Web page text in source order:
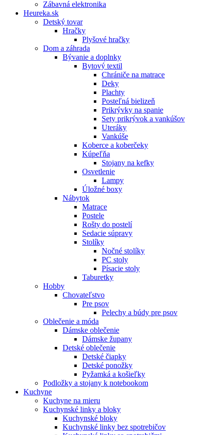
Zábavná elektronika
Heureka.sk
Detský tovar
Hračky
Plyšové hračky
Dom a záhrada
Bývanie a doplnky
Bytový textil
Chrániče na matrace
Deky
Plachty
Posteľná bielizeň
Prikrývky na spanie
Sety prikrývok a vankúšov
Uteráky
Vankúše
Koberce a koberčeky
Kúpeľňa
Stojany na kefky
Osvetlenie
Lampy
Úložné boxy
Nábytok
Matrace
Postele
Rošty do postelí
Sedacie súpravy
Stolíky
Nočné stolíky
PC stoly
Písacie stoly
Taburetky
Hobby
Chovateľstvo
Pre psov
Pelechy a búdy pre psov
Oblečenie a móda
Dámske oblečenie
Dámske župany
Detské oblečenie
Detské čiapky
Detské ponožky
Pyžamká a košieľky
Podložky a stojany k notebookom
Kuchyne
Kuchyne na mieru
Kuchynské linky a bloky
Kuchynské bloky
Kuchynské linky bez spotrebičov